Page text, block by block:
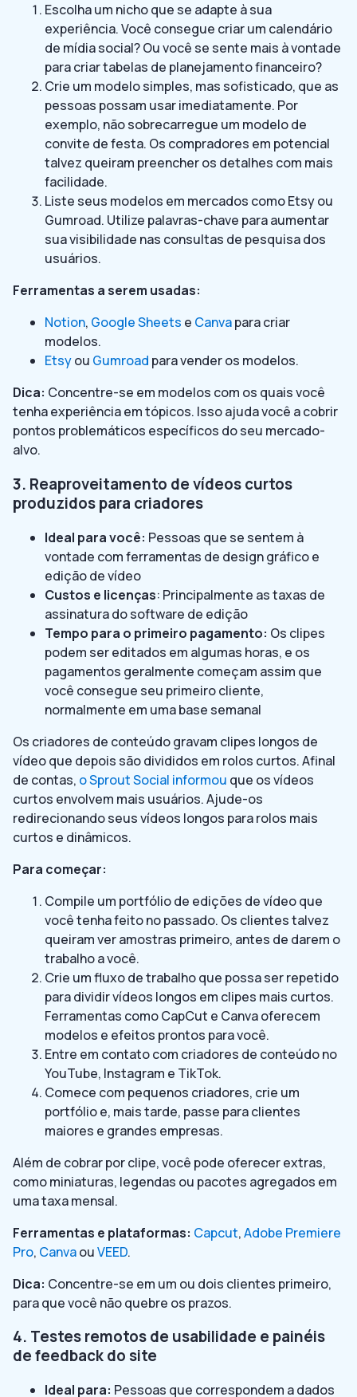
Escolha um nicho que se adapte à sua
experiência. Você consegue criar um calendário
de mídia social? Ou você se sente mais à vontade
para criar tabelas de planejamento financeiro?
Crie um modelo simples, mas sofisticado, que as
pessoas possam usar imediatamente. Por
exemplo, não sobrecarregue um modelo de
convite de festa. Os compradores em potencial
talvez queiram preencher os detalhes com mais
facilidade.
Liste seus modelos em mercados como Etsy ou
Gumroad. Utilize palavras-chave para aumentar
sua visibilidade nas consultas de pesquisa dos
usuários.
Ferramentas a serem usadas:
Notion, Google Sheets e Canvapara criar
modelos.
Etsyou Gumroad para vender os modelos.
Dica: Concentre-se em modelos com os quais você
tenha experiência em tópicos. Isso ajuda você a cobrir
pontos problemáticos específicos do seu mercado-
alvo.
3. Reaproveitamento de vídeos curtos
produzidos para criadores
Ideal para você: Pessoas que se sentem à
vontade com ferramentas de design gráfico e
edição de vídeo
Custos e licenças: Principalmente as taxas de
assinatura do software de edição
Tempo para o primeiro pagamento: Os clipes
podem ser editados em algumas horas, e os
pagamentos geralmente começam assim que
você consegue seu primeiro cliente,
normalmente em uma base semanal
Os criadores de conteúdo gravam clipes longos de
vídeo que depois são divididos em rolos curtos. Afinal
de contas, o Sprout Social informou que os vídeos
curtos envolvem mais usuários. Ajude-os
redirecionando seus vídeos longos para rolos mais
curtos e dinâmicos.
Para começar:
Compile um portfólio de edições de vídeo que
você tenha feito no passado. Os clientes talvez
queiram ver amostras primeiro, antes de darem o
trabalho a você.
Crie um fluxo de trabalho que possa ser repetido
para dividir vídeos longos em clipes mais curtos.
Ferramentas como CapCut e Canva oferecem
modelos e efeitos prontos para você.
Entre em contato com criadores de conteúdo no
YouTube, Instagram e TikTok.
Comece com pequenos criadores, crie um
portfólio e, mais tarde, passe para clientes
maiores e grandes empresas.
Além de cobrar por clipe, você pode oferecer extras,
como miniaturas, legendas ou pacotes agregados em
uma taxa mensal.
Ferramentas e plataformas: Capcut,Adobe Premiere
Pro, CanvaouVEED.
Dica: Concentre-se em um ou dois clientes primeiro,
para que você não quebre os prazos.
4. Testes remotos de usabilidade e painéis
de feedback do site
Ideal para: Pessoas que correspondem a dados